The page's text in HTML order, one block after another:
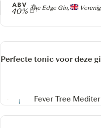
Producer
The Edge Gin,
ABV
40%
Perfecte tonic voor deze
Fever Tree